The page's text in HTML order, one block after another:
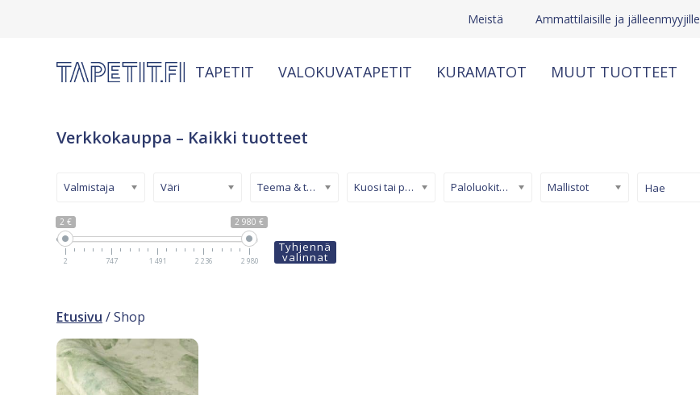
Meistä Ammattilaisille ja jälleenmyyjille
TAPETIT VALOKUVATAPETIT KURAMATOT MUUT TUOTTEET
Verkkokauppa – Kaikki tuotteet
2 € 2 980 €
2 747 1 491 2 236 2 980
Valmistaja Väri Teema & tyyli Kuosi tai pinta Paloluokiteltu tapetti Mallistot
Tyhjennä
valinnat
Etusivu / Shop